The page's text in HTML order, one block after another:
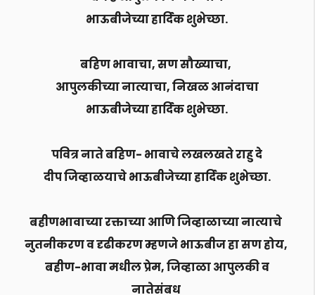
भाऊबीजेच्या हार्दिक शुभेच्छा.
बहिण भावाचा, सण सौख्याचा,
आपुलकीच्या नात्याचा, निखळ आनंदाचा
भाऊबीजेच्या हार्दिक शुभेच्छा.
पवित्र नाते बहिण- भावाचे लखलखते राहु दे
दीप जिव्हाळयाचे भाऊबीजेच्या हार्दिक शुभेच्छा.
बहीणभावाच्या रक्ताच्या आणि जिव्हाळाच्या नात्याचे
नुतनीकरण व दृढीकरण म्हणजे भाऊबीज हा सण होय,
बहीण-भावा मधील प्रेम, जिव्हाळा आपुलकी व
नातेसंबध